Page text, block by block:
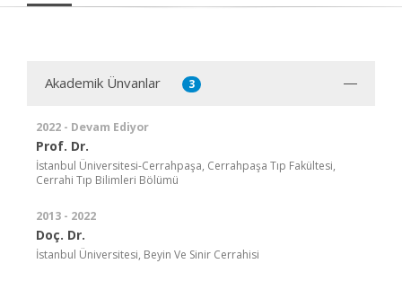
Akademik Ünvanlar 3
2022 - Devam Ediyor
Prof. Dr.
İstanbul Üniversitesi-Cerrahpaşa, Cerrahpaşa Tıp Fakültesi,
Cerrahi Tıp Bilimleri Bölümü
2013 - 2022
Doç. Dr.
İstanbul Üniversitesi, Beyin Ve Sinir Cerrahisi